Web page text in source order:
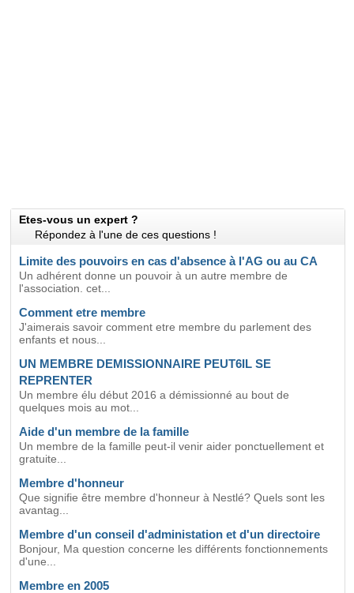
Etes-vous un expert ?
Répondez à l'une de ces questions !
Limite des pouvoirs en cas d'absence à l'AG ou au CA
Un adhérent donne un pouvoir à un autre membre de
l'association. cet...
Comment etre membre
J'aimerais savoir comment etre membre du parlement des
enfants et nous...
UN MEMBRE DEMISSIONNAIRE PEUT6IL SE
REPRENTER
Un membre élu début 2016 a démissionné au bout de
quelques mois au mot...
Aide d'un membre de la famille
Un membre de la famille peut-il venir aider ponctuellement et
gratuite...
Membre d'honneur
Que signifie être membre d'honneur à Nestlé? Quels sont les
avantag...
Membre d'un conseil d'administation et d'un directoire
Bonjour, Ma question concerne les différents fonctionnements
d'une...
Membre en 2005